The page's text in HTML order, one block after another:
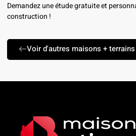
Demandez une étude gratuite et
construction !
Voir d'autres maisons + terrains